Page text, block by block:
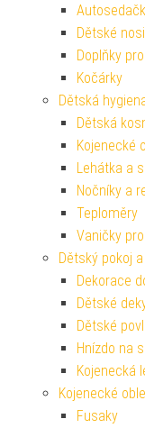
Dětské
Doplňky
Kočárky
Dětská
Dětská
Kojenecké
Lehátka a
Nočníky a
Teploměry
Vaničky
Dětský pokoj
Dekorace
Dětské
Dětské
Hnízdo na
Kojenecká
Kojenecké
Fusaky